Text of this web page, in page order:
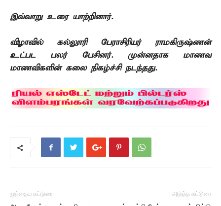
இவ்வாறு உரை யாற்றினார்.
விழாவில் கல்லுாரி பேராசிரியர் ராமகிருஷ்ணன்
உட்பட
பலர் பேசினர். முன்னதாக மாணவ
மாணவிகளின் கலை நிகழ்ச்சி நடந்தது.
முந்தைய கட்டுரை அடுத்த கட்டுரை